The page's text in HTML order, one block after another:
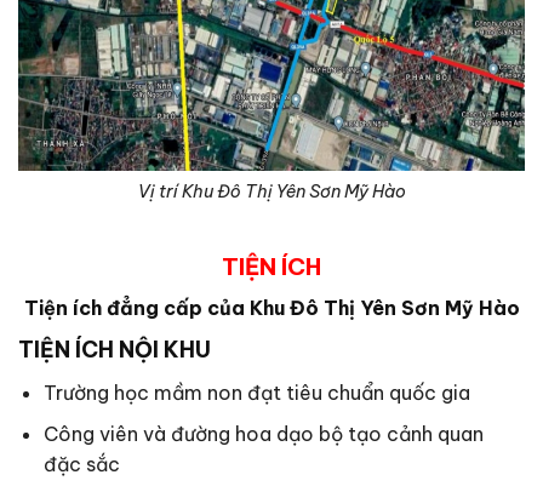
Vị trí Khu Đô Thị Yên Sơn Mỹ Hào
TIỆN ÍCH
Tiện ích đẳng cấp của Khu Đô Thị Yên Sơn Mỹ Hào
TIỆN ÍCH NỘI KHU
Trường học mầm non đạt tiêu chuẩn quốc gia
Công viên và đường hoa dạo bộ tạo cảnh quan
đặc sắc